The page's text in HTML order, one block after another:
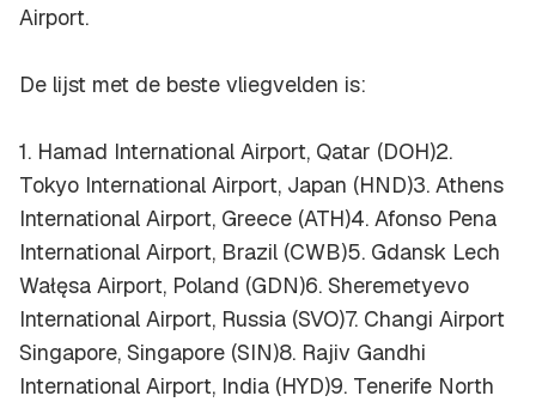
Airport.
De lijst met de beste vliegvelden is:
1. Hamad International Airport, Qatar (DOH)2.
Tokyo International Airport, Japan (HND)3. Athens
International Airport, Greece (ATH)4. Afonso Pena
International Airport, Brazil (CWB)5. Gdansk Lech
Wałęsa Airport, Poland (GDN)6. Sheremetyevo
International Airport, Russia (SVO)7. Changi Airport
Singapore, Singapore (SIN)8. Rajiv Gandhi
International Airport, India (HYD)9. Tenerife North